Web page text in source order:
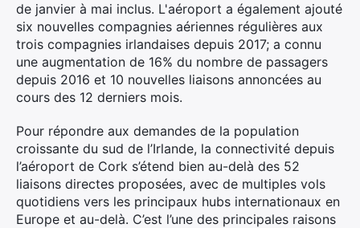
de janvier à mai inclus. L'aéroport a également ajouté
six nouvelles compagnies aériennes régulières aux
trois compagnies irlandaises depuis 2017; a connu
une augmentation de 16% du nombre de passagers
depuis 2016 et 10 nouvelles liaisons annoncées au
cours des 12 derniers mois.
Pour répondre aux demandes de la population
croissante du sud de l’Irlande, la connectivité depuis
l’aéroport de Cork s’étend bien au-delà des 52
liaisons directes proposées, avec de multiples vols
quotidiens vers les principaux hubs internationaux en
Europe et au-delà. C’est l’une des principales raisons